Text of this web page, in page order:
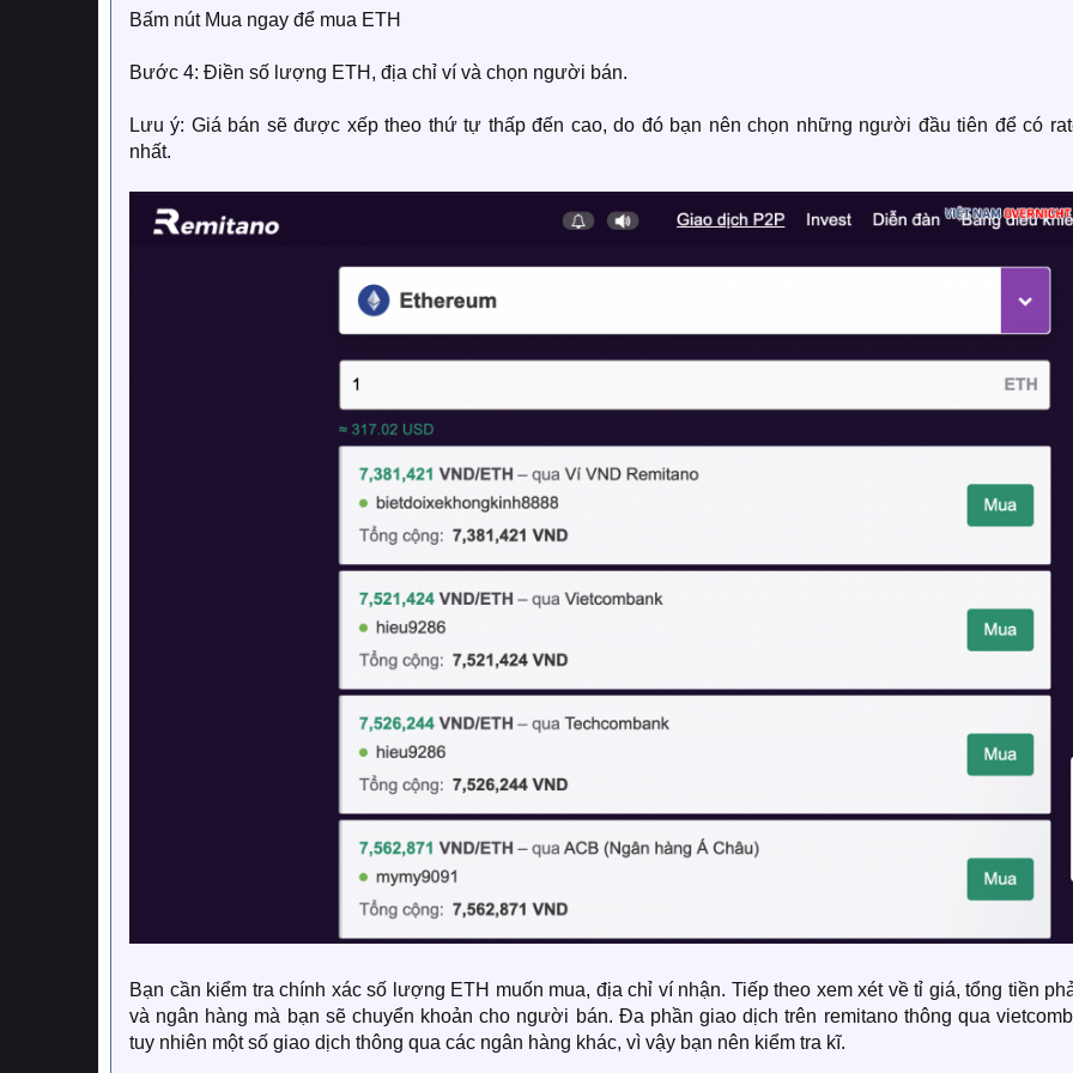
Bấm nút Mua ngay để mua ETH
Bước 4: Điền số lượng ETH, địa chỉ ví và chọn người bán.
Lưu ý: Giá bán sẽ được xếp theo thứ tự thấp đến cao, do đó bạn nên chọn những người đầu tiên để có
nhất.
Bạn cần kiểm tra chính xác số lượng ETH muốn mua, địa chỉ ví nhận. Tiếp theo xem xét về tỉ giá, tổng tiền
và ngân hàng mà bạn sẽ chuyển khoản cho người bán. Đa phần giao dịch trên remitano thông qua
tuy nhiên một số giao dịch thông qua các ngân hàng khác, vì vậy bạn nên kiểm tra kĩ.